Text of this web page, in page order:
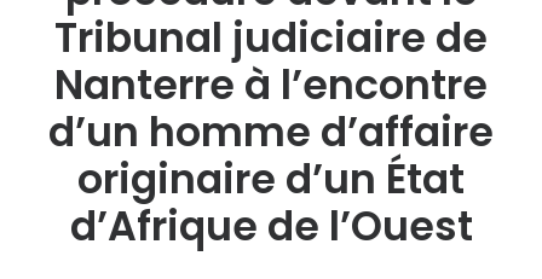
NOTRE ACTUALITÉ
CONTACT
Tribunal judiciaire de
Nanterre à l’encontre
d’un homme d’affaire
originaire d’un État
d’Afrique de l’Ouest